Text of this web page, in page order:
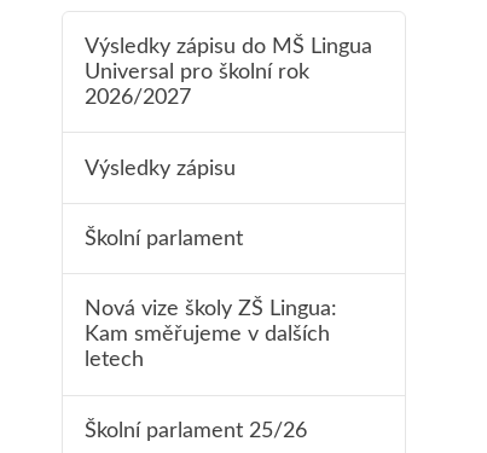
Výsledky zápisu do MŠ Lingua
Universal pro školní rok
2026/2027
Výsledky zápisu
Školní parlament
Nová vize školy ZŠ Lingua:
Kam směřujeme v dalších
letech
Školní parlament 25/26